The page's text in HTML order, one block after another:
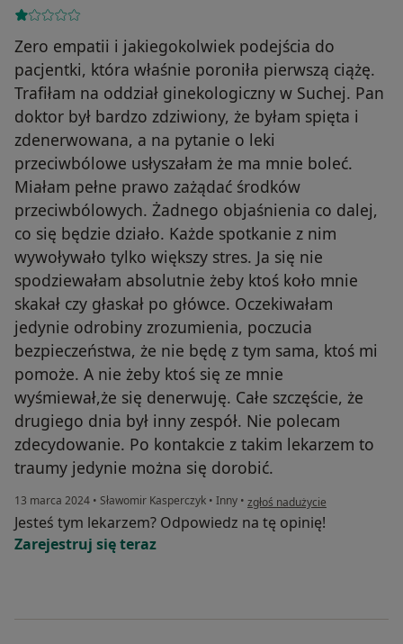
Zero empatii i jakiegokolwiek podejścia do
pacjentki, która właśnie poroniła pierwszą ciążę.
Trafiłam na oddział ginekologiczny w Suchej. Pan
doktor był bardzo zdziwiony, że byłam spięta i
zdenerwowana, a na pytanie o leki
przeciwbólowe usłyszałam że ma mnie boleć.
Miałam pełne prawo zażądać środków
przeciwbólowych. Żadnego objaśnienia co dalej,
co się będzie działo. Każde spotkanie z nim
wywoływało tylko większy stres. Ja się nie
spodziewałam absolutnie żeby ktoś koło mnie
skakał czy głaskał po główce. Oczekiwałam
jedynie odrobiny zrozumienia, poczucia
bezpieczeństwa, że nie będę z tym sama, ktoś mi
pomoże. A nie żeby ktoś się ze mnie
wyśmiewał,że się denerwuję. Całe szczęście, że
drugiego dnia był inny zespół. Nie polecam
zdecydowanie. Po kontakcie z takim lekarzem to
traumy jedynie można się dorobić.
13 marca 2024 • Sławomir Kasperczyk • Inny • w opinii użytkownika MariiAnn
zgłoś nadużycie
Jesteś tym lekarzem? Odpowiedz na tę opinię!
Zarejestruj się teraz